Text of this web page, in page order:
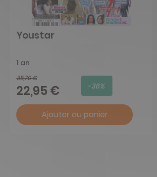
Youstar
1 an
35,70 €
22,95 € -36%
Ajouter au panier